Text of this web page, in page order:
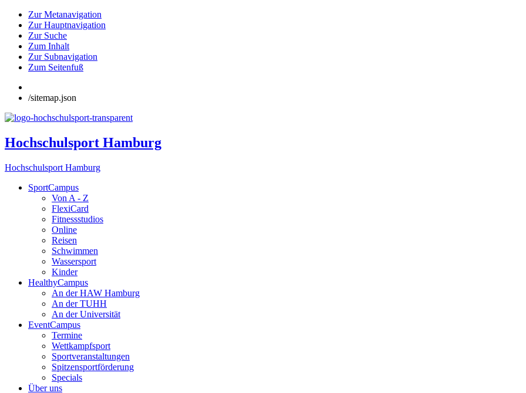
Zur Metanavigation
Zur Hauptnavigation
Zur Suche
Zum Inhalt
Zur Subnavigation
Zum Seitenfuß
/sitemap.json
Hochschulsport Hamburg
Hochschulsport Hamburg
SportCampus
Von A - Z
FlexiCard
Fitnessstudios
Online
Reisen
Schwimmen
Wassersport
Kinder
HealthyCampus
An der HAW Hamburg
An der TUHH
An der Universität
EventCampus
Termine
Wettkampfsport
Sportveranstaltungen
Spitzensportförderung
Specials
Über uns